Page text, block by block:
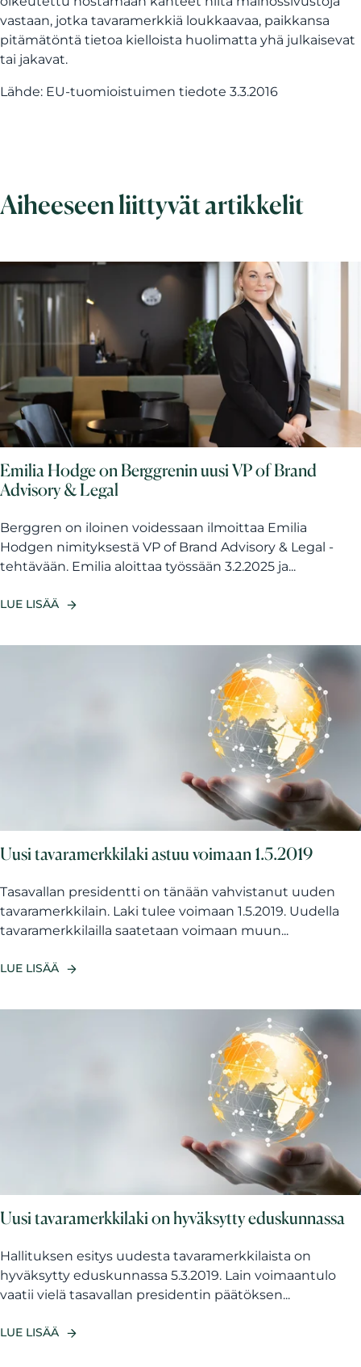
vastaan, jotka tavaramerkkiä loukkaavaa, paikkansa
pitämätöntä tietoa kielloista huolimatta yhä julkaisevat
tai jakavat.
Lähde: EU-tuomioistuimen tiedote 3.3.2016
Aiheeseen liittyvät artikkelit
Emilia Hodge on Berggrenin uusi VP of Brand
Advisory & Legal
Berggren on iloinen voidessaan ilmoittaa Emilia
Hodgen nimityksestä VP of Brand Advisory & Legal -
tehtävään. Emilia aloittaa työssään 3.2.2025 ja...
LUE LISÄÄ
Uusi tavaramerkkilaki astuu voimaan 1.5.2019
Tasavallan presidentti on tänään vahvistanut uuden
tavaramerkkilain. Laki tulee voimaan 1.5.2019. Uudella
tavaramerkkilailla saatetaan voimaan muun...
LUE LISÄÄ
Uusi tavaramerkkilaki on hyväksytty eduskunnassa
Hallituksen esitys uudesta tavaramerkkilaista on
hyväksytty eduskunnassa 5.3.2019. Lain voimaantulo
vaatii vielä tasavallan presidentin päätöksen...
LUE LISÄÄ